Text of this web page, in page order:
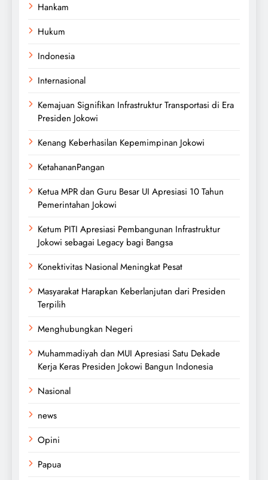
Hankam
Hukum
Indonesia
Internasional
Kemajuan Signifikan Infrastruktur Transportasi di Era
Presiden Jokowi
Kenang Keberhasilan Kepemimpinan Jokowi
KetahananPangan
Ketua MPR dan Guru Besar UI Apresiasi 10 Tahun
Pemerintahan Jokowi
Ketum PITI Apresiasi Pembangunan Infrastruktur
Jokowi sebagai Legacy bagi Bangsa
Konektivitas Nasional Meningkat Pesat
Masyarakat Harapkan Keberlanjutan dari Presiden
Terpilih
Menghubungkan Negeri
Muhammadiyah dan MUI Apresiasi Satu Dekade
Kerja Keras Presiden Jokowi Bangun Indonesia
Nasional
news
Opini
Papua